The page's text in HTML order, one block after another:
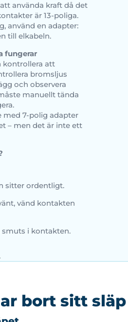
använda kraft då det
är 13-poliga.
använd en adapter:
till elkabeln.
fungerar
kontrollera att
bromsljus
och observera
manuellt tända
med 7-polig adapter
– men det är inte ett
sitter ordentligt.
vänd kontakten
i kontakten.
.
bort sitt släp